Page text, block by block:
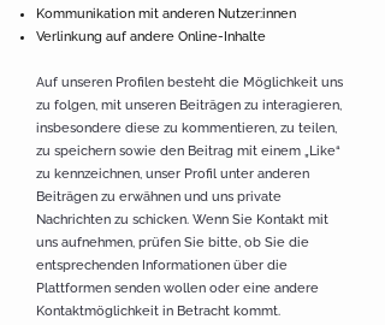
Kommunikation mit anderen Nutzer:innen
Verlinkung auf andere Online-Inhalte
Auf unseren Profilen besteht die Möglichkeit uns
zu folgen, mit unseren Beiträgen zu interagieren,
insbesondere diese zu kommentieren, zu teilen,
zu speichern sowie den Beitrag mit einem „Like“
zu kennzeichnen, unser Profil unter anderen
Beiträgen zu erwähnen und uns private
Nachrichten zu schicken. Wenn Sie Kontakt mit
uns aufnehmen, prüfen Sie bitte, ob Sie die
entsprechenden Informationen über die
Plattformen senden wollen oder eine andere
Kontaktmöglichkeit in Betracht kommt.